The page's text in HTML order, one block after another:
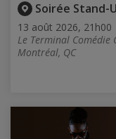
Soirée Stand-
13 août 2026, 21h00
Le Terminal Comédie
Montréal, QC